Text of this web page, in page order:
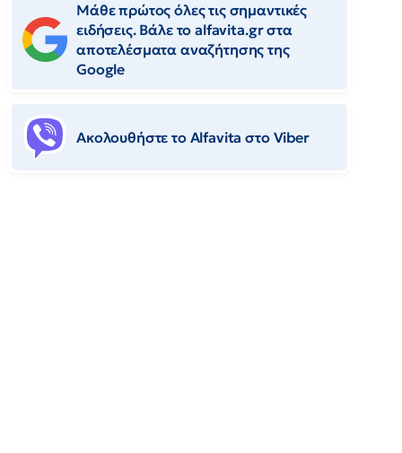
Μάθε πρώτος όλες τις σημαντικές
ειδήσεις. Βάλε το alfavita.gr στα
αποτελέσματα αναζήτησης της
Google
Ακολουθήστε το Αlfavita στο Viber